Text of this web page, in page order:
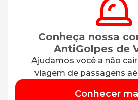
Conheça nossa
AntiGolpes de
Ajudamos você a não
viagem de passagens
Conhecer